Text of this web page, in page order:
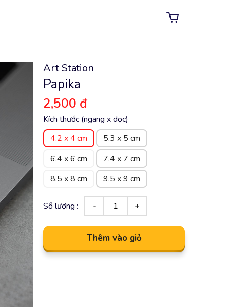
Art Station
Papika
2,500 đ
Kích thước (ngang x dọc)
4.2 x 4 cm
5.3 x 5 cm
6.4 x 6 cm
7.4 x 7 cm
8.5 x 8 cm
9.5 x 9 cm
Số lượng :
Thêm vào giỏ